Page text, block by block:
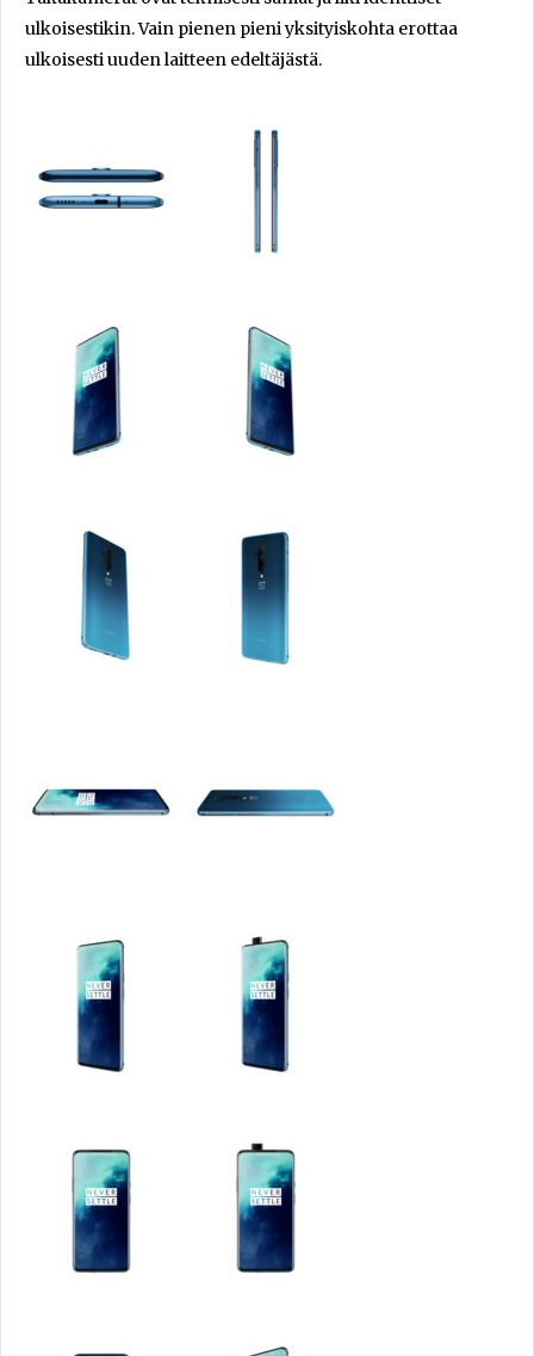
ulkoisestikin. Vain pienen pieni yksityiskohta erottaa
ulkoisesti uuden laitteen edeltäjästä.